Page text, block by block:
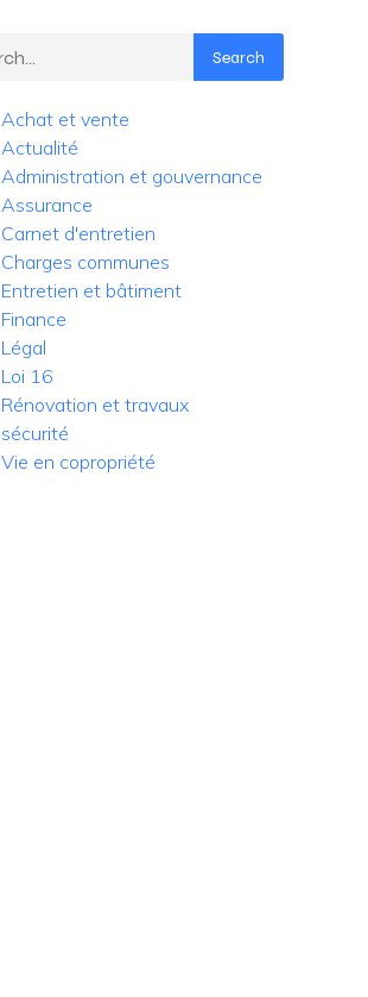
Search
Achat et vente
Actualité
Administration et gouvernance
Assurance
Carnet d'entretien
Charges communes
Entretien et bâtiment
Finance
Légal
Loi 16
Rénovation et travaux
sécurité
Vie en copropriété